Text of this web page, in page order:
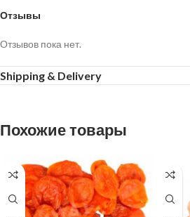
Отзывы
Отзывов пока нет.
Shipping & Delivery
Похожие товары